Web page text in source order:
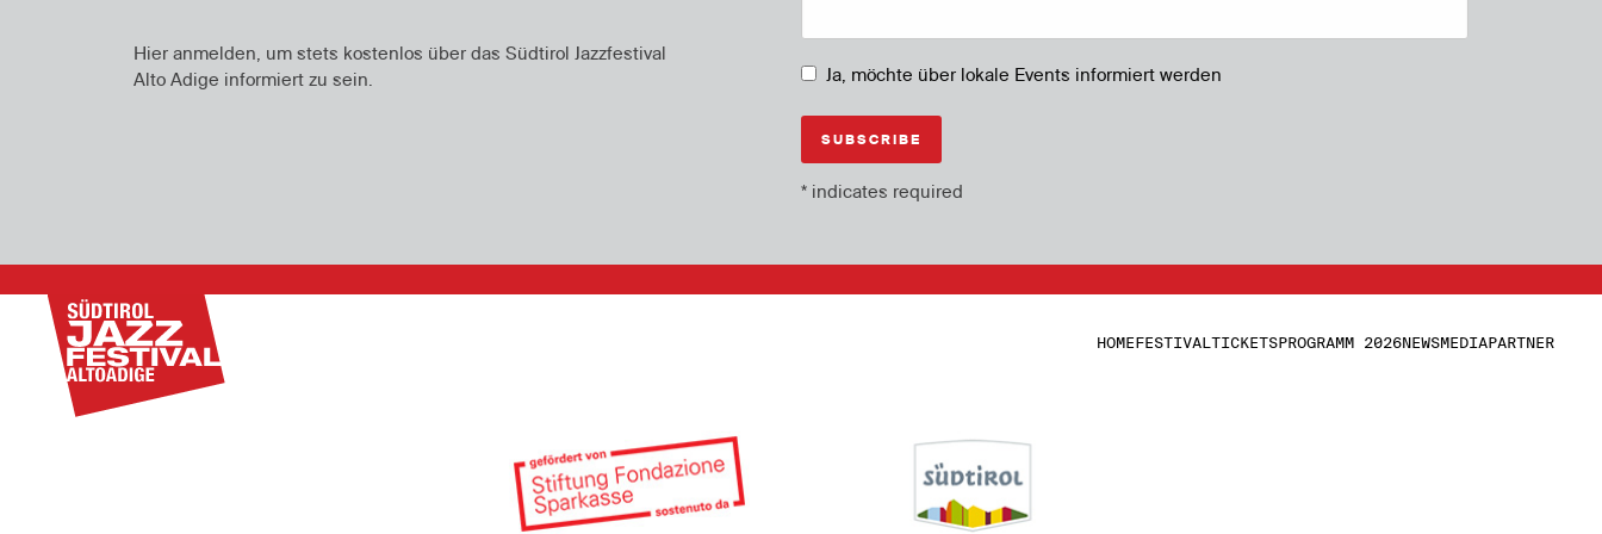
Hier anmelden, um stets kostenlos über das Südtirol Jazzfestival
Alto Adige informiert zu sein.
Ja, möchte über lokale Events informiert werden
*indicates required
HOMEFESTIVAL TICKETSPROGRAMM 2026NEWSMEDIAPARTNER